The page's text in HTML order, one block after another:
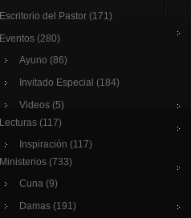
Escritorio del Pastor (171)
Eventos (280)
Ayuno (86)
Invitado Especial (184)
Videos (5)
Lecturas (117)
Inspiración (117)
Ministerios (733)
Cuna (9)
Damas (191)